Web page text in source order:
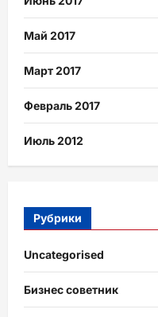
Май 2017
Март 2017
Февраль 2017
Июль 2012
Рубрики
Uncategorised
Бизнес советник